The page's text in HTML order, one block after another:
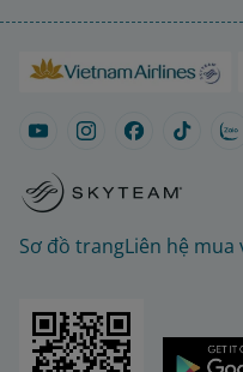
Sơ đồ trangLiên hệ mua